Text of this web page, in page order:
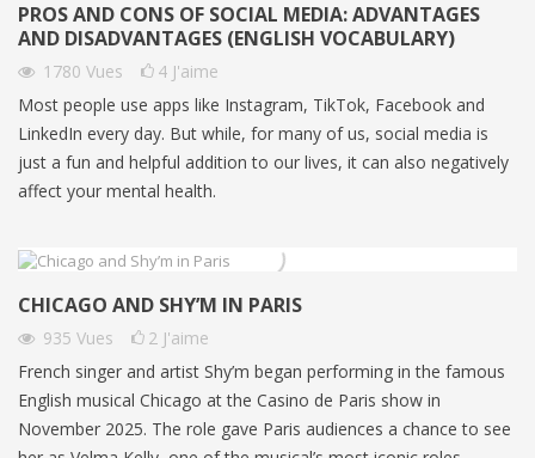
PROS AND CONS OF SOCIAL MEDIA: ADVANTAGES
AND DISADVANTAGES (ENGLISH VOCABULARY)
1780 Vues 4 J'aime
Most people use apps like Instagram, TikTok, Facebook and
LinkedIn every day. But while, for many of us, social media is
just a fun and helpful addition to our lives, it can also negatively
affect your mental health.
CHICAGO AND SHY’M IN PARIS
935 Vues 2 J'aime
French singer and artist Shy’m began performing in the famous
English musical Chicago at the Casino de Paris show in
November 2025. The role gave Paris audiences a chance to see